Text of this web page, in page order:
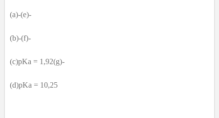
(a)-(e)-
(b)-(f)-
(c)pKa = 1,92(g)-
(d)pKa = 10,25